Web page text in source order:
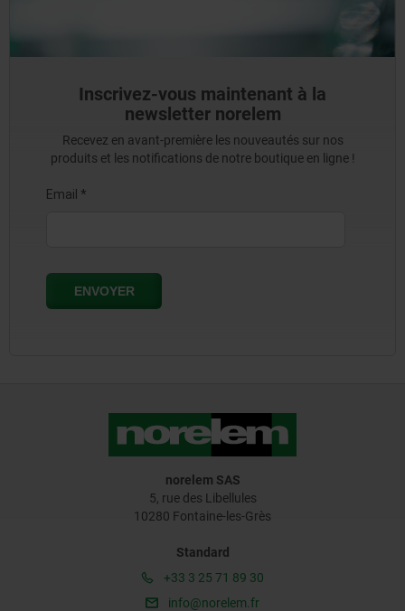
Inscrivez-vous maintenant à la
newsletter norelem
Recevez en avant-première les nouveautés sur nos
produits et les notifications de notre boutique en ligne !
norelem SAS
5, rue des Libellules
10280 Fontaine-les-Grès
Standard
+33 3 25 71 89 30
info@norelem.fr